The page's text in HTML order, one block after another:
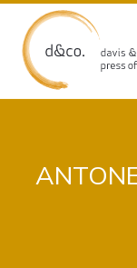
content